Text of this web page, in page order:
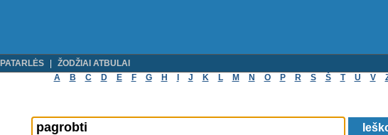
PATARLĖS
ŽODŽIAI ATBULAI
A
B C D E F G H J K L M N O P R S Š T U V